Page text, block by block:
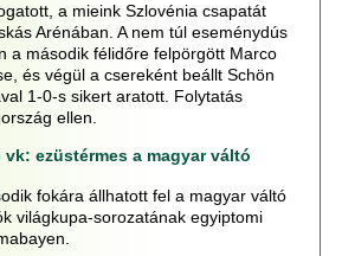
a mieink Szlovénia csapatát
Arénában. A nem túl eseménydús
a második félidőre felpörgött Marco
és végül a csereként beállt Schön
1-0-s sikert aratott. Folytatás
ellen.
ezüstérmes a magyar váltó
fokára állhatott fel a magyar váltó
világkupa-sorozatának egyiptomi